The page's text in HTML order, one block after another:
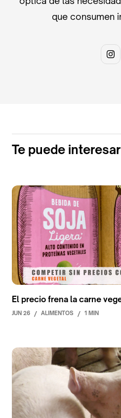
que consumen
Te puede interesar
El precio frena la carne
JUN 26 / ALIMENTOS / 1 MIN